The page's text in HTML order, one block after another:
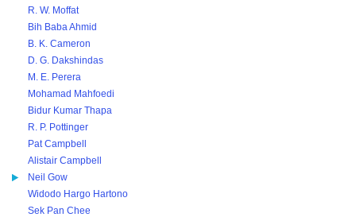
R. W. Moffat
Bih Baba Ahmid
B. K. Cameron
D. G. Dakshindas
M. E. Perera
Mohamad Mahfoedi
Bidur Kumar Thapa
R. P. Pottinger
Pat Campbell
Alistair Campbell
Neil Gow
Widodo Hargo Hartono
Sek Pan Chee